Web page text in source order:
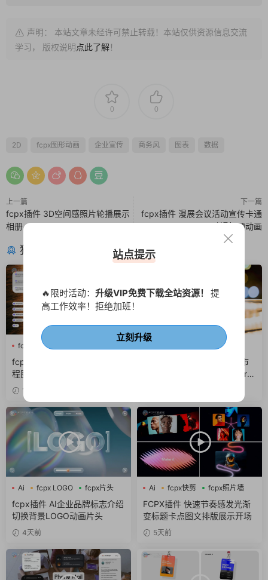
声明： 本站文章未经许可禁止转载！本站仅供资源信息交流
学习， 版权说明点此了解！
0 0
2D fcpx图形动画 企业宣传 商务风 图表 数据
上一篇
fcpx插件 3D空间感照片轮播展示
相册
下一篇
fcpx插件 漫展会议活动宣传卡通
动漫标题动画
猜你喜欢
fcpx字幕
fcpx插件 6组互联网Ui动效流
程图窗口组件界面
11小时前
fcpx叠加层
fcpx转场插件 25组光晕城市
光影梦幻光斑转场finalcutpro
Ai fcpx LOGO fcpx片头
fcpx插件 AI企业品牌标志介绍
切换背景LOGO动画片头
4天前
Ai fcpx快剪 fcpx照片墙
FCPX插件 快速节奏感发光渐
变标题卡点图文排版展示开场
5天前
站点提示
🔥限时活动： 升级VIP免费下载全站资源！ 提
高工作效率！拒绝加班！
立刻升级